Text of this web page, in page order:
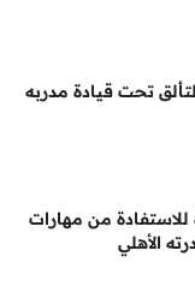
تحت قيادة مدربه
للاستفادة من مهارات
الأهلي